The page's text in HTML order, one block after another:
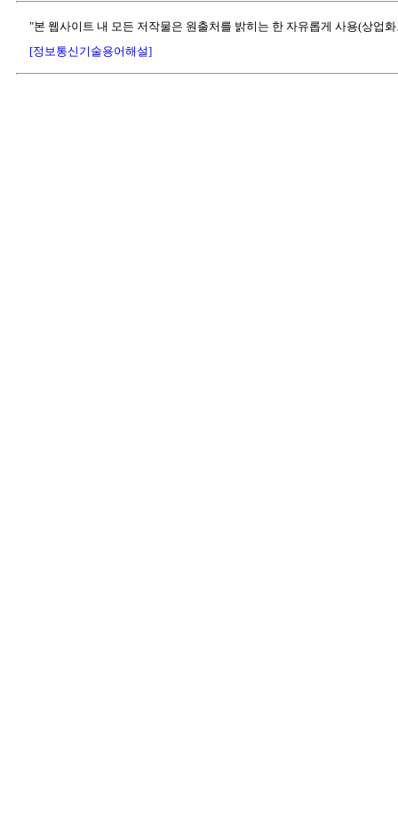
"본 웹사이트 내 모든 저작물은 원출처를 밝히는 한 자유롭게 사용(상업
[정보통신기술용어해설]